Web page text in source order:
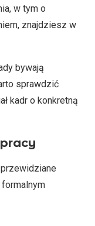
w tym o
znajdziesz w
bywają
sprawdzić
kadr o konkretną
formalnym